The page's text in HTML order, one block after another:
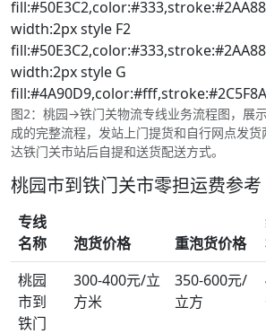
width:2px style F2
width:2px style G
图2：桃园→铁门关物流专线业务流程图，展
成的完整流程，发站上门提货和自行网点发
达铁门关市站后自提和送货配送方式。
桃园市到铁门关市零担运费参考
专线
名称
泡货价格 重泡货价格
桃园
市到
铁门
300-400元/立
方米
350-600元/
立方